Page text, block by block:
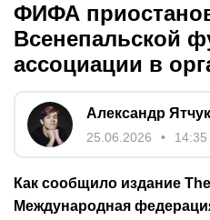
ФИФА
Всенепальской
ассоциации в
Александр Ятчук
25.06.2026 14:35
Как сообщило издание
Международная